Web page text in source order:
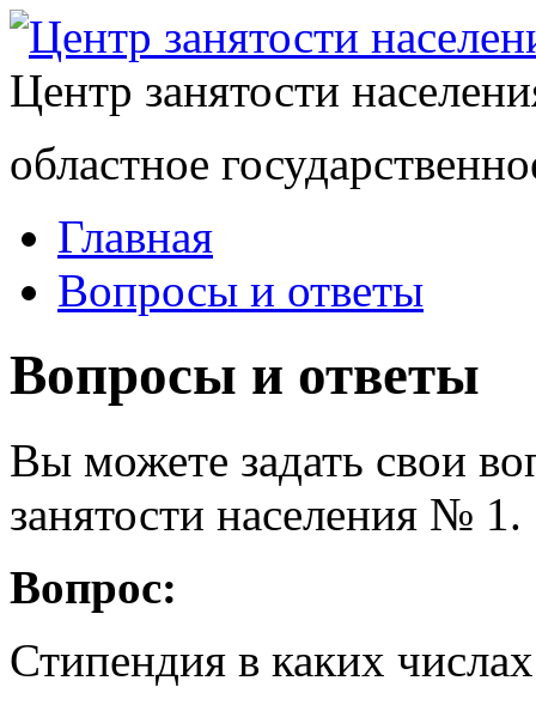
Центр занятости
областное
Главная
Вопросы и ответы
Вопросы и ответы
Вы можете задать свои
занятости населения № 1.
Вопрос:
Стипендия в каких